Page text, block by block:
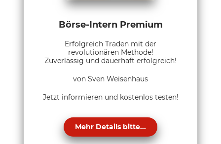
Börse-Intern Premium
Erfolgreich Traden mit der
revolutionären Methode!
Zuverlässig und dauerhaft erfolgreich!
von Sven Weisenhaus
Jetzt informieren und kostenlos testen!
Mehr Details bitte...